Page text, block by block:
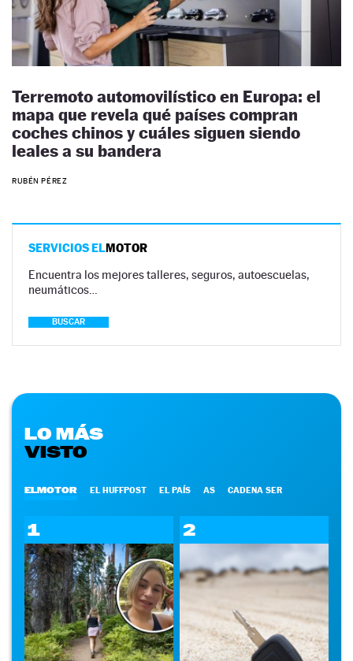
Terremoto automovilístico en Europa: el
mapa que revela qué países compran
coches chinos y cuáles siguen siendo
leales a su bandera
RUBÉN PÉREZ
SERVICIOS ELMOTOR
Encuentra los mejores talleres, seguros, autoescuelas,
neumáticos…
BUSCAR
LO MÁS
VISTO
ELMOTOR EL HUFFPOST EL PAÍS AS CADENA SER
1 2